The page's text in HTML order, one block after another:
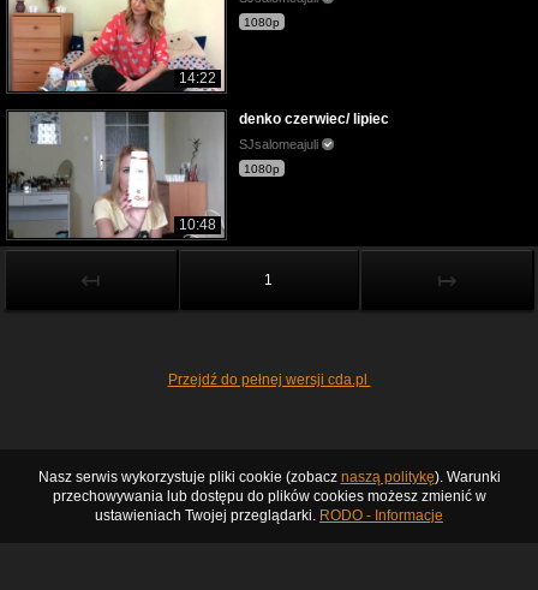
14:22
1080p
10:48
denko czerwiec/ lipiec
SJsalomeajuli
1080p
↤ 1 ↦
Przejdź do pełnej wersji cda.pl
Nasz serwis wykorzystuje pliki cookie (zobacz naszą politykę). Warunki
przechowywania lub dostępu do plików cookies możesz zmienić w
ustawieniach Twojej przeglądarki. RODO - Informacje